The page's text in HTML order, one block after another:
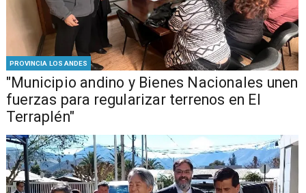
PROVINCIA LOS ANDES
"Municipio andino y Bienes Nacionales unen
fuerzas para regularizar terrenos en El
Terraplén"